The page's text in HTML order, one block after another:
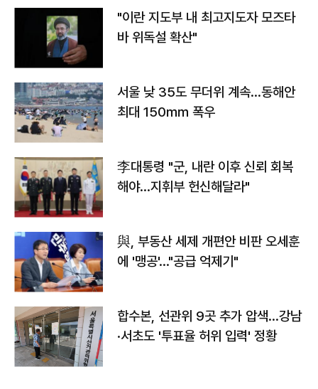
"이란 지도부 내 최고지도자 모즈타
바 위독설 확산"
서울 낮 35도 무더위 계속…동해안
최대 150㎜ 폭우
李대통령 "군, 내란 이후 신뢰 회복
해야…지휘부 헌신해달라"
與, 부동산 세제 개편안 비판 오세훈
에 '맹공'…"공급 억제기"
합수본, 선관위 9곳 추가 압색…강남
·서초도 '투표율 허위 입력' 정황